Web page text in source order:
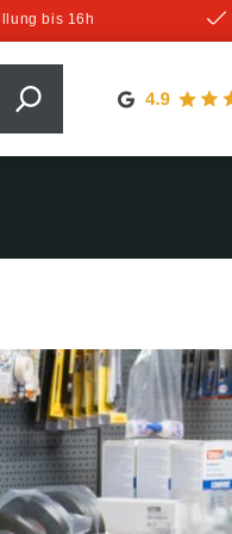
bis 16h